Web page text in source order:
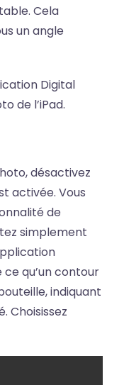
Cela
un angle
Digital
de l’iPad.
désactivez
activée. Vous
de
simplement
ce qu’un contour
indiquant
Choisissez